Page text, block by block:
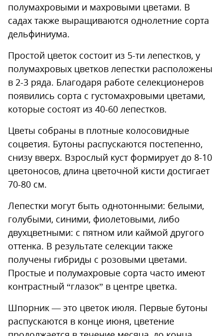
полумахровыми и махровыми цветами. В
садах также выращиваются однолетние сорта
дельфиниума.
Простой цветок состоит из 5-ти лепестков, у
полумахровых цветков лепестки расположены
в 2-3 ряда. Благодаря работе селекционеров
появились сорта с густомахровыми цветами,
которые состоят из 40-60 лепестков.
Цветы собраны в плотные колосовидные
соцветия. Бутоны распускаются постепенно,
снизу вверх. Взрослый куст формирует до 8-10
цветоносов, длина цветочной кисти достигает
70-80 см.
Лепестки могут быть однотонными: белыми,
голубыми, синими, фиолетовыми, либо
двухцветными: с пятном или каймой другого
оттенка. В результате селекции также
получены гибриды с розовыми цветами.
Простые и полумахровые сорта часто имеют
контрастный “глазок” в центре цветка.
Шпорник — это цветок июля. Первые бутоны
распускаются в конце июня, цветение